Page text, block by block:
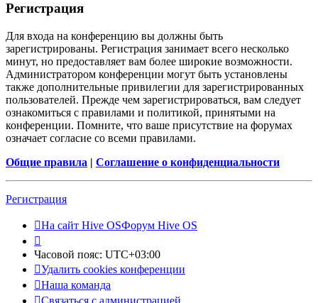
Регистрация
Для входа на конференцию вы должны быть
зарегистрированы. Регистрация занимает всего несколько
минут, но предоставляет вам более широкие возможности.
Администратором конференции могут быть установлены
также дополнительные привилегии для зарегистрированных
пользователей. Прежде чем зарегистрироваться, вам следует
ознакомиться с правилами и политикой, принятыми на
конференции. Помните, что ваше присутствие на форумах
означает согласие со всеми правилами.
Общие правила | Соглашение о конфиденциальности
Регистрация
На сайт Hive OSФорум Hive OS
Часовой пояс: UTC+03:00
Удалить cookies конференции
Наша команда
Связаться с администрацией